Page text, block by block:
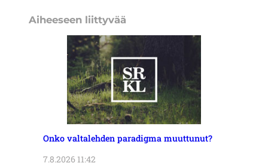
Aiheeseen liittyvää
Onko valtalehden paradigma muuttunut?
7.8.2026 11:42